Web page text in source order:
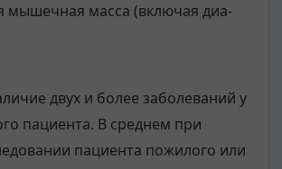
мышечная масса (включая диа-
двух и более заболеваний у
пациента. В среднем при
пациента пожилого или